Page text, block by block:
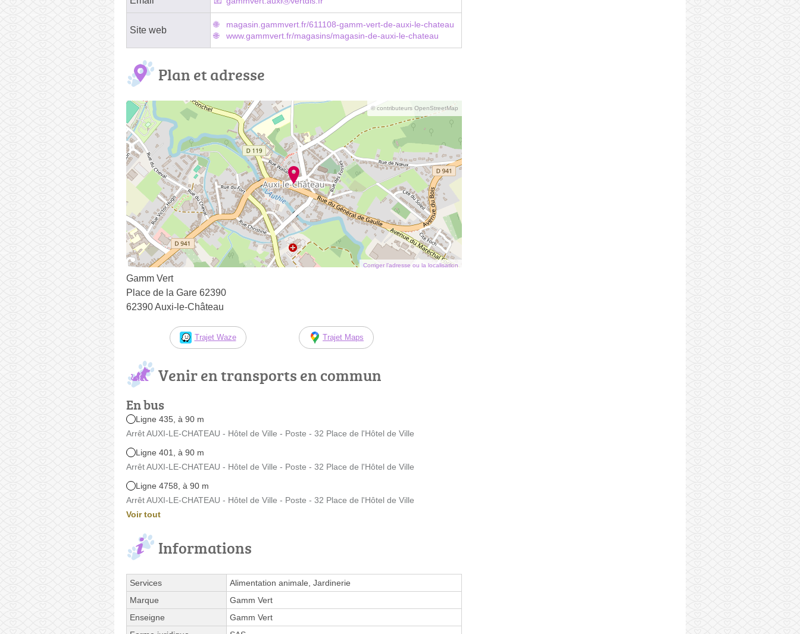
Site web
magasin.gammvert.fr/611108-gamm-vert-de-auxi-le-chateau
www.gammvert.fr/magasins/magasin-de-auxi-le-chateau
Plan et adresse
© contributeurs OpenStreetMap
Corriger l’adresse ou la localisation
Gamm Vert
Place de la Gare 62390
62390 Auxi-le-Château
Trajet Waze Trajet Maps
Venir en transports en commun
En bus
Ligne 435, à 90 m
Arrêt AUXI-LE-CHATEAU - Hôtel de Ville - Poste - 32 Place de l'Hôtel de Ville
Ligne 401, à 90 m
Arrêt AUXI-LE-CHATEAU - Hôtel de Ville - Poste - 32 Place de l'Hôtel de Ville
Ligne 4758, à 90 m
Arrêt AUXI-LE-CHATEAU - Hôtel de Ville - Poste - 32 Place de l'Hôtel de Ville
Voir tout
Informations
Services
Alimentation animale, Jardinerie
Marque
Gamm Vert
Enseigne
Gamm Vert